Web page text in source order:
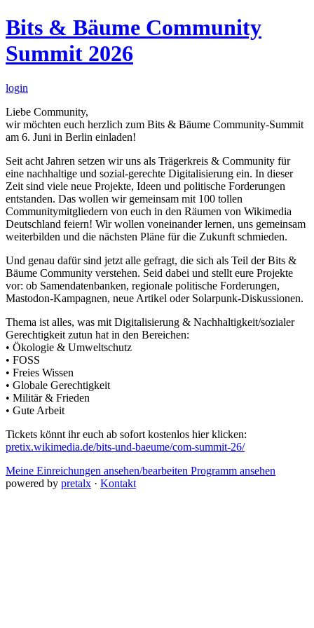
Bits & Bäume Community
Summit 2026
login
Liebe Community,
wir möchten euch herzlich zum Bits & Bäume Community-Summit
am 6. Juni in Berlin einladen!
Seit acht Jahren setzen wir uns als Trägerkreis & Community für
eine nachhaltige und sozial-gerechte Digitalisierung ein. In dieser
Zeit sind viele neue Projekte, Ideen und politische Forderungen
entstanden. Das wollen wir gemeinsam mit 100 tollen
Communitymitgliedern von euch in den Räumen von Wikimedia
Deutschland feiern! Wir wollen voneinander lernen, uns gemeinsam
weiterbilden und die nächsten Pläne für die Zukunft schmieden.
Und genau dafür sind jetzt alle gefragt, die sich als Teil der Bits &
Bäume Community verstehen. Seid dabei und stellt eure Projekte
vor: ob Samendatenbanken, regionale politische Forderungen,
Mastodon-Kampagnen, neue Artikel oder Solarpunk-Diskussionen.
Thema ist alles, was mit Digitalisierung & Nachhaltigkeit/sozialer
Gerechtigkeit zutun hat in den Bereichen:
• Ökologie & Umweltschutz
• FOSS
• Freies Wissen
• Globale Gerechtigkeit
• Militär & Frieden
• Gute Arbeit
Tickets könnt ihr euch ab sofort kostenlos hier klicken:
pretix.wikimedia.de/bits-und-baeume/com-summit-26/
Meine Einreichungen ansehen/bearbeiten Programm ansehen
powered by pretalx · Kontakt